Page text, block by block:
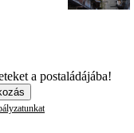
a postaládájába!